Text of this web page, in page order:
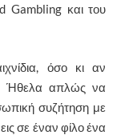
Gambling και του
όσο κι αν
Ήθελα απλώς να
συζήτηση με
σε έναν φίλο ένα